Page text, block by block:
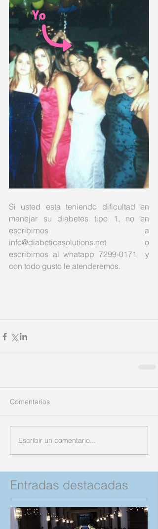
Si usted esta teniendo dificultad en
manejar su diabetes tipo 1, no en
escribirnos a
info@diabeticasolutions.net o
escribirnos al whatapp 7299-0171  y
con todo gusto le atenderemos.
Comentarios
Escribir un comentario...
Entradas destacadas